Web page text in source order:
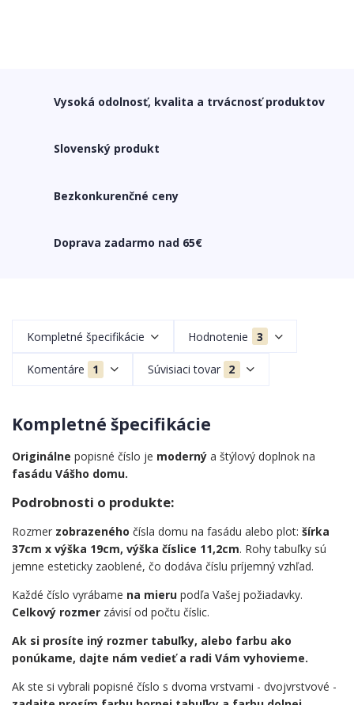
Vysoká odolnosť, kvalita a trvácnosť produktov
Slovenský produkt
Bezkonkurenčné ceny
Doprava zadarmo nad 65€
Kompletné špecifikácie Hodnotenie 3
Komentáre 1 Súvisiaci tovar 2
Kompletné špecifikácie
Originálne popisné číslo je moderný a štýlový doplnok na
fasádu Vášho domu.
Podrobnosti o produkte:
Rozmer zobrazeného čísla domu na fasádu alebo plot: šírka
37cm x výška 19cm, výška číslice 11,2cm. Rohy tabuľky sú
jemne esteticky zaoblené, čo dodáva číslu príjemný vzhľad.
Každé číslo vyrábame na mieru podľa Vašej požiadavky.
Celkový rozmer závisí od počtu číslic.
Ak si prosíte iný rozmer tabuľky, alebo farbu ako
ponúkame, dajte nám vedieť a radi Vám vyhovieme.
Ak ste si vybrali popisné číslo s dvoma vrstvami - dvojvrstvové -